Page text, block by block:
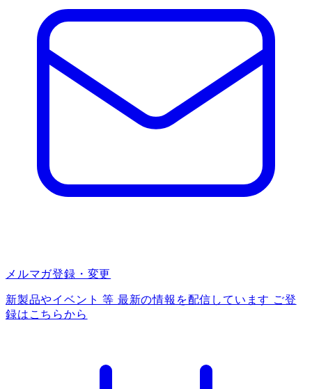
メルマガ登録・変更
新製品やイベント 等 最新の情報を配信しています ご登
録はこちらから